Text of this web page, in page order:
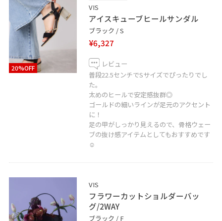
20%OFF
VIS
アイスキューブヒールサンダル
ブラック / S
¥6,327
レビュー
普段22.5センチでSサイズでぴったりでし
た。
太めのヒールで安定感抜群◎
ゴールドの細いラインが足元のアクセント
に！
足の甲がしっかり見えるので、骨格ウェー
ブの抜け感アイテムとしてもおすすめです
☺︎
VIS
フラワーカットショルダーバッ
グ/2WAY
ブラック / F